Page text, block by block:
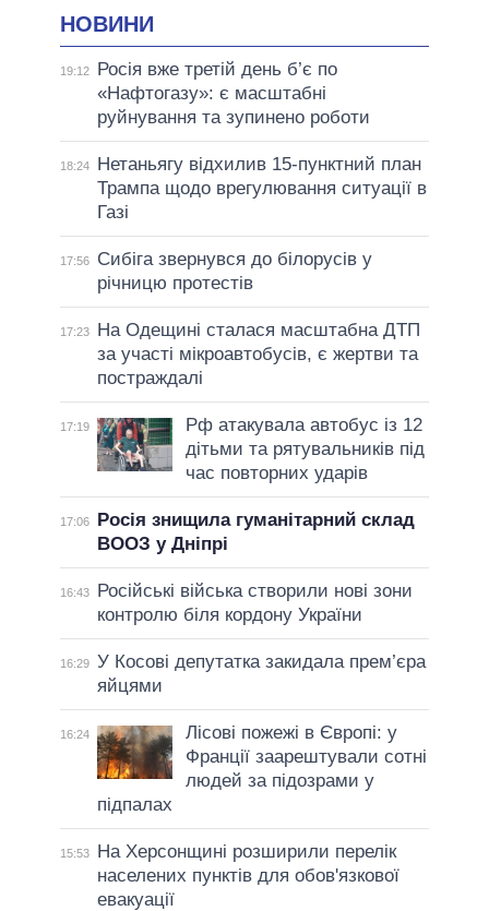
НОВИНИ
19:12
Росія вже третій день б’є по
«Нафтогазу»: є масштабні
руйнування та зупинено роботи
18:24
Нетаньягу відхилив 15-пунктний план
Трампа щодо врегулювання ситуації в
Газі
17:56
Сибіга звернувся до білорусів у
річницю протестів
17:23
На Одещині сталася масштабна ДТП
за участі мікроавтобусів, є жертви та
постраждалі
17:19
Рф атакувала автобус із 12
дітьми та рятувальників під
час повторних ударів
17:06
Росія знищила гуманітарний склад
ВООЗ у Дніпрі
16:43
Російські війська створили нові зони
контролю біля кордону України
16:29 У Косові депутатка закидала прем’єра
яйцями
16:24
Лісові пожежі в Європі: у
Франції заарештували сотні
людей за підозрами у
підпалах
15:53
На Херсонщині розширили перелік
населених пунктів для обов'язкової
евакуації